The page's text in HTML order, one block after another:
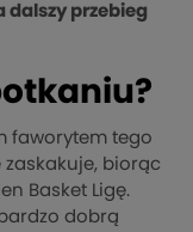
przebieg
faworytem tego
zaskakuje, biorąc
Basket Ligę.
dobrą